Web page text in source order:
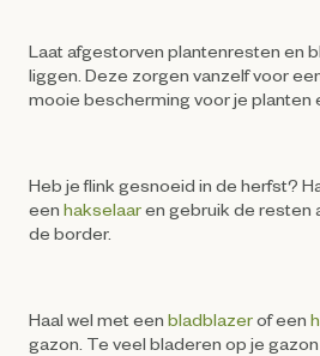
Laat afgestorven plantenresten en
liggen. Deze zorgen vanzelf voor
mooie bescherming voor je planten
Heb je flink gesnoeid in de herfst?
een hakselaaren gebruik de resten
de border.
Haal wel met een bladblazerof een
gazon. Te veel bladeren op je